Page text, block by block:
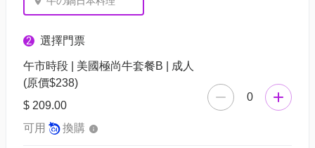
2 選擇門票
午市時段 | 美國極尚牛套餐B | 成人
(原價$238)
$ 209.00
可用
換購
0